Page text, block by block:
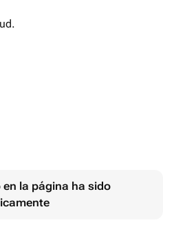
la página ha sido